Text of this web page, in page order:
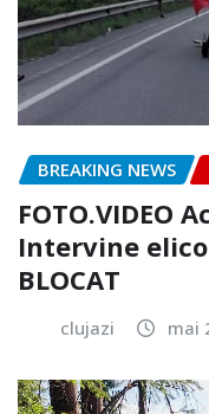
BREAKING NEWS
FOTO.VIDEO
Intervine
BLOCAT
clujazi mai